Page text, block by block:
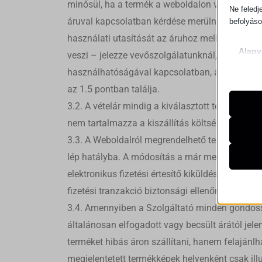
minősül, ha a termék a weboldalon vagy a
áruval kapcsolatban kérdése merülne fel,
használati utasítását az áruhoz mellékeljük.
veszi – jelezze vevőszolgálatunknál, pótoljuk.
használhatóságával kapcsolatban, a
az 1.5 pontban találja.
3.2. A vételár mindig a kiválasztott termék
nem tartalmazza a kiszállítás költségét,
3.3. A Weboldalról megrendelhető termékek
lép hatályba. A módosítás a már megrendelt
elektronikus fizetési értesítő kiküldése és a
fizetési tranzakció biztonsági ellenőrzése
3.4. Amennyiben a Szolgáltató minden
általánosan elfogadott vagy becsült árától
terméket hibás áron szállítani, hanem
megjelentetett termékképek helyenként csak
Ne
A
A